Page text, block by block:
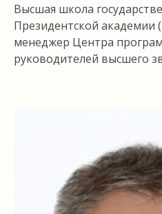
Высшая школа
Президентской
менеджер Центра
руководителей высшего